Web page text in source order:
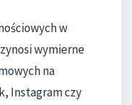
w
wymierne
na
Instagram czy